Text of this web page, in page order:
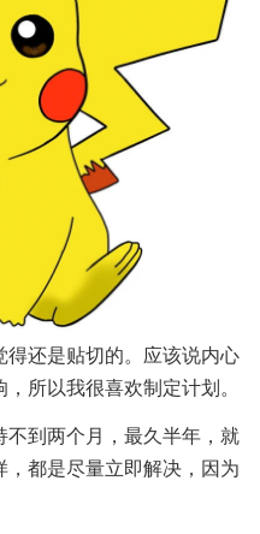
还是贴切的。应该说内心
所以我很喜欢制定计划。
到两个月，最久半年，就
都是尽量立即解决，因为